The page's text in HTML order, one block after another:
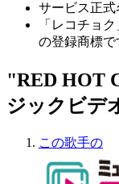
サービス正式
「レコチョ
の登録商標で
"RED HOT
ジックビデ
この歌手の